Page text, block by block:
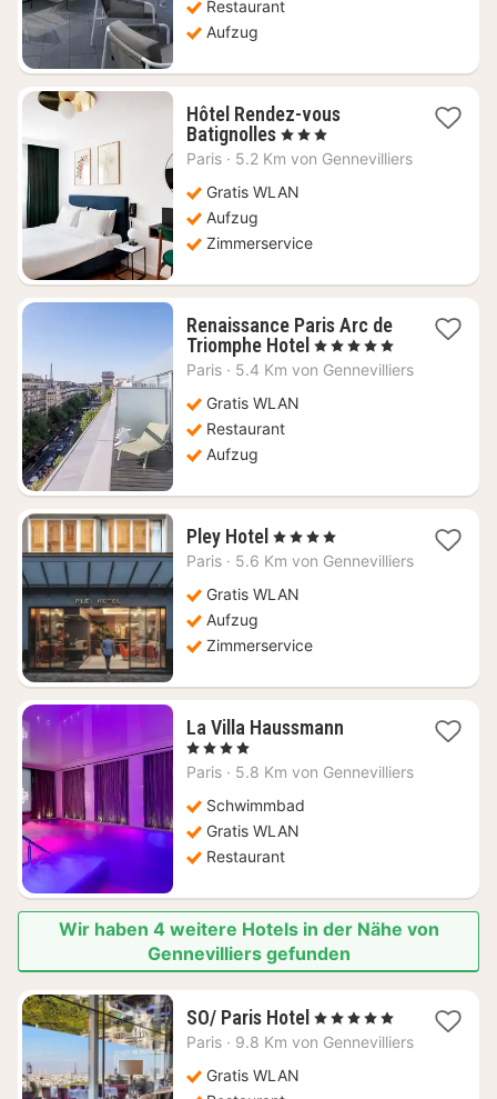
Restaurant
Aufzug
Hôtel Rendez-vous
Batignolles1
Nacht
80,26
, 3 Sterne
Paris · 5.2 Km von Gennevilliers
Gratis WLAN
Aufzug
Zimmerservice
Renaissance Paris Arc de
Triomphe Hotel 1
Nacht
, 5 Sterne
Paris · 5.4 Km von Gennevilliers
Gratis WLAN
Restaurant
Aufzug
Pley Hotel 1
Nacht
144,55
, 4 Sterne
Paris · 5.6 Km von Gennevilliers
Gratis WLAN
Aufzug
Zimmerservice
La Villa Haussmann1
ab
, 4 Sterne
Paris · 5.8 Km von Gennevilliers
Schwimmbad
Gratis WLAN
Restaurant
Wir haben 4 weitere Hotels in der Nähe von
Gennevilliers gefunden
SO/ Paris Hotel 1
Nacht
, 5 Sterne
Paris · 9.8 Km von Gennevilliers
Gratis WLAN